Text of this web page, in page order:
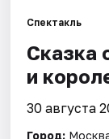
Спектакль
Сказка
и
30 августа
Город: